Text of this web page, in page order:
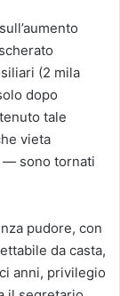
(2 mila
dopo
tale
vieta
— sono tornati
pudore, con
da casta,
anni, privilegio